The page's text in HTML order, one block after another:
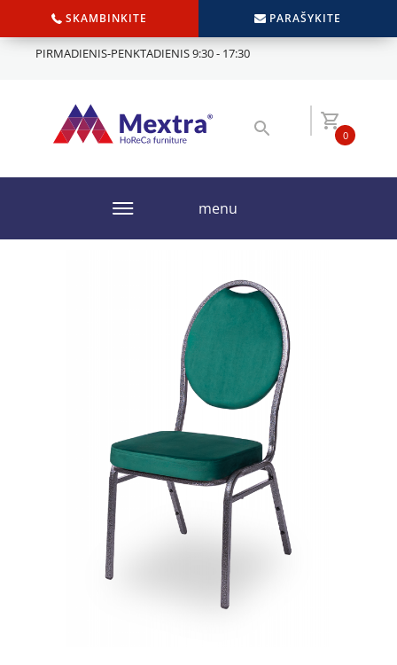
SKAMBINKITE PARAŠYKITE
PIRMADIENIS-PENKTADIENIS 9:30 - 17:30
0
menu